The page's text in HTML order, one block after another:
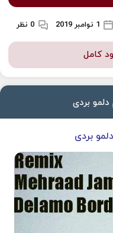
1 نوامبر 2019 0 نظر
کامل
بردی
بردی